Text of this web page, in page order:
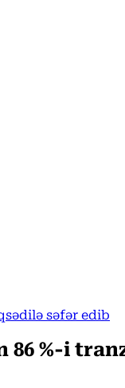
səfər edib
%-i